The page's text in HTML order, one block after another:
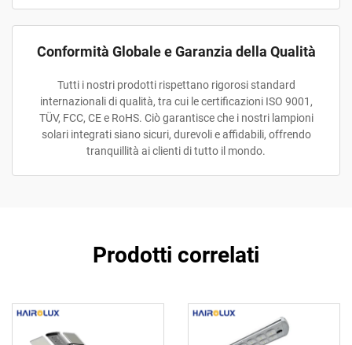
Conformità Globale e Garanzia della Qualità
Tutti i nostri prodotti rispettano rigorosi standard
internazionali di qualità, tra cui le certificazioni ISO 9001,
TÜV, FCC, CE e RoHS. Ciò garantisce che i nostri lampioni
solari integrati siano sicuri, durevoli e affidabili, offrendo
tranquillità ai clienti di tutto il mondo.
Prodotti correlati